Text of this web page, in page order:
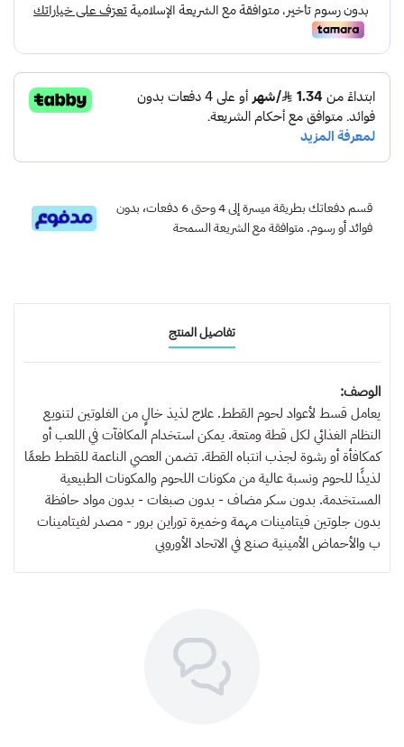
قسم دفعاتك بطريقة ميسرة إلى 4 وحتى 6 دفعات، بدون
فوائد أو رسوم. متوافقة مع الشريعة السمحة
تفاصيل المنتج
الوصف:
يعامل قسط لأعواد لحوم القطط. علاج لذيذ خالٍ من الغلوتين لتنويع
النظام الغذائي لكل قطة ومتعة. يمكن استخدام المكافآت في اللعب أو
كمكافأة أو رشوة لجذب انتباه القطة. تضمن العصي الناعمة للقطط طعمًا
لذيذًا للحوم ونسبة عالية من مكونات اللحوم والمكونات الطبيعية
المستخدمة. بدون سكر مضاف - بدون صبغات - بدون مواد حافظة
بدون جلوتين فيتامينات مهمة وخميرة توراين برور - مصدر لفيتامينات
ب والأحماض الأمينية صنع في الاتحاد الأوروبي